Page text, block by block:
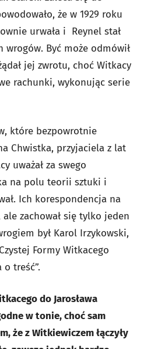
że w 1929 roku
urwała i Reynel stał
wrogów. Być może odmówił
jej zwrotu, choć Witkacy
rachunki, wykonując serie
które bezpowrotnie
Chwistka, przyjaciela z lat
uważał za swego
na polu teorii sztuki i
Ich korespondencja na
zachował się tylko jeden
był Karol Irzykowski,
Formy Witkacego
o treść”.
do Jarosława
w tonie, choć sam
że z Witkiewiczem łączyły